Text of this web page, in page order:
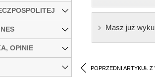
Masz już
POPRZEDNI ARTYKUŁ Z
OPINIE